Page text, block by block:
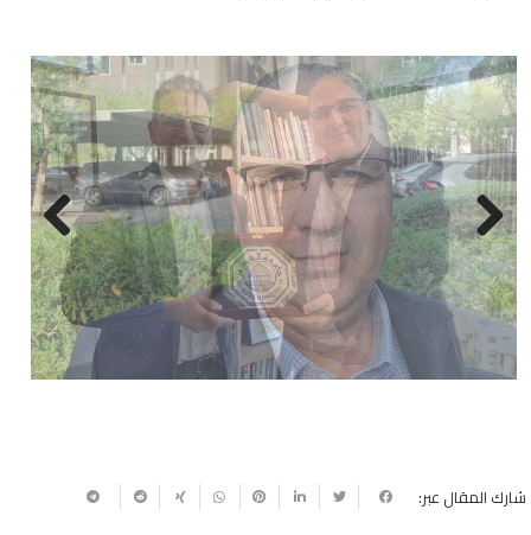
Previous
Next
شارك المقال عبر: